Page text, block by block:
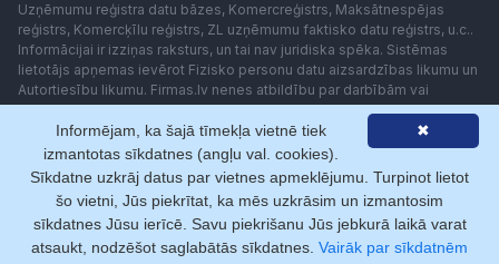
Uzņēmumu reģistra datu bāzes, Komercreģistrs, Maksātnespējas
reģistrs, Komercķīlu reģistrs, ZL uzņēmumu faktisko datu reģistrs, u.c..
Informācijai ir izziņas raksturs, un tai nav juridiska spēka. Sistēmas
lietotājs apņemas ievērot Fizisko personu datu aizsardzības likumu un
Autortiesību likumu. Firmas.lv nenes atbildību par darbībām vai
lēmumiem, kas balstīti uz saņemto pakalpojumu. Lietotājam aizliegts
izmantot jebkādas automatizētas sistēmas vai iekārtas (robotus)
piekļuvei sistēmai bez rakstiskas saskaņošanas ar Firmas.lv. Galvenā
redaktore: Ingūna Pempere.
Lietošanas noteikumi
Privātuma politika Norēķini ar
✖
Informējam, ka šajā tīmekļa vietnē tiek
izmantotas sīkdatnes (angļu val. cookies).
Sīkdatne uzkrāj datus par vietnes apmeklējumu. Turpinot lietot
šo vietni, Jūs piekrītat, ka mēs uzkrāsim un izmantosim
sīkdatnes Jūsu ierīcē. Savu piekrišanu Jūs jebkurā laikā varat
atsaukt, nodzēšot saglabātās sīkdatnes. Vairāk par sīkdatnēm